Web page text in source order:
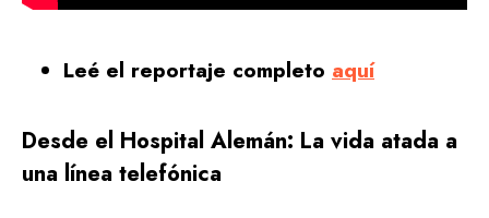
Leé el reportaje completo aquí
Desde el Hospital Alemán: La vida atada a
una línea telefónica